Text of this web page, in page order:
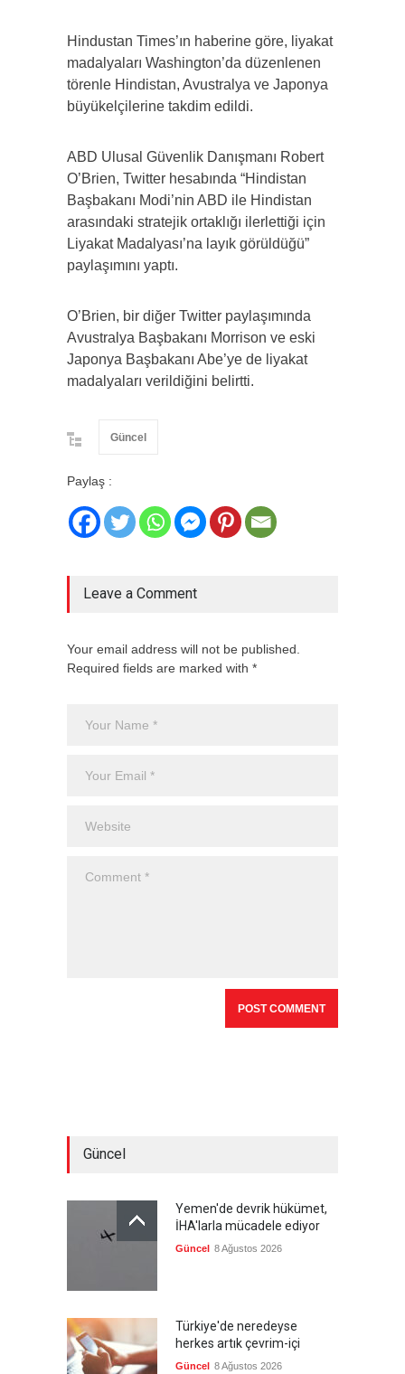
Hindustan Times’ın haberine göre, liyakat
madalyaları Washington’da düzenlenen
törenle Hindistan, Avustralya ve Japonya
büyükelçilerine takdim edildi.
ABD Ulusal Güvenlik Danışmanı Robert
O’Brien, Twitter hesabında “Hindistan
Başbakanı Modi’nin ABD ile Hindistan
arasındaki stratejik ortaklığı ilerlettiği için
Liyakat Madalyası’na layık görüldüğü”
paylaşımını yaptı.
O’Brien, bir diğer Twitter paylaşımında
Avustralya Başbakanı Morrison ve eski
Japonya Başbakanı Abe’ye de liyakat
madalyaları verildiğini belirtti.
Güncel
Paylaş :
Leave a Comment
Your email address will not be published.
Required fields are marked with *
Güncel
Yemen'de devrik hükümet,
İHA'larla mücadele ediyor
Güncel 8 Ağustos 2026
Türkiye'de neredeyse
herkes artık çevrim-içi
Güncel 8 Ağustos 2026